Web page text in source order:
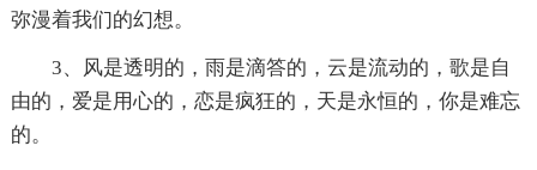
弥漫着我们的幻想。
3、风是透明的，雨是滴答的，云是流动的，歌是自
由的，爱是用心的，恋是疯狂的，天是永恒的，你是难忘
的。